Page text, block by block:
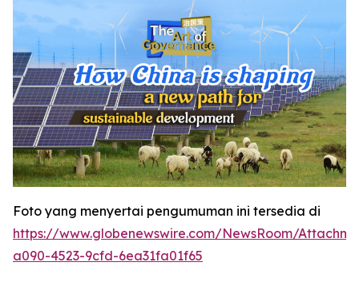
Foto yang menyertai pengumuman ini tersedia di
https://www.globenewswire.com/NewsRoom/
a090-4523-9cfd-6ea31fa01f65